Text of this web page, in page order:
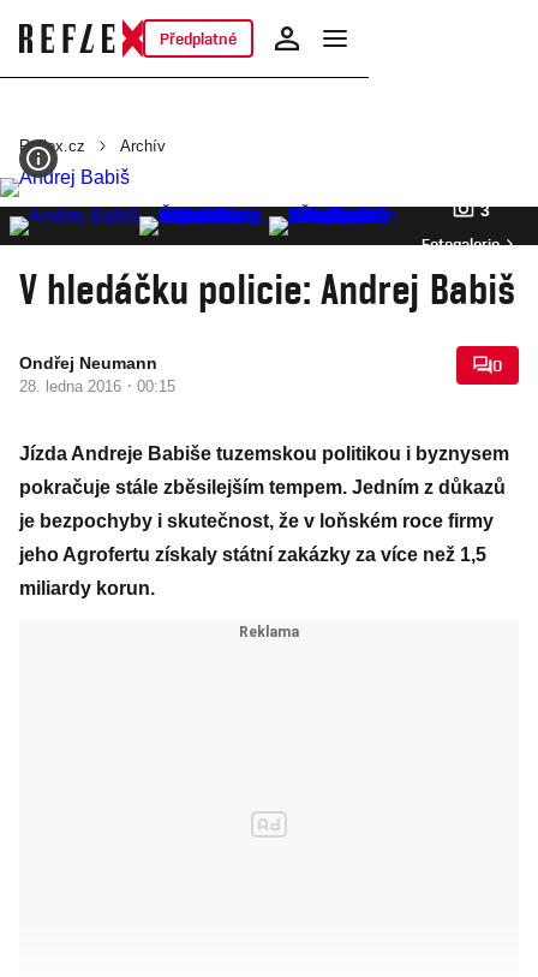
Předplatné
Reflex.cz Archív
3
Fotogalerie
V hledáčku policie: Andrej Babiš
Ondřej Neumann
28. ledna 2016 · 00:15
0
Jízda Andreje Babiše tuzemskou politikou i byznysem
pokračuje stále zběsilejším tempem. Jedním z důkazů
je bezpochyby i skutečnost, že v loňském roce firmy
jeho Agrofertu získaly státní zakázky za více než 1,5
miliardy korun.